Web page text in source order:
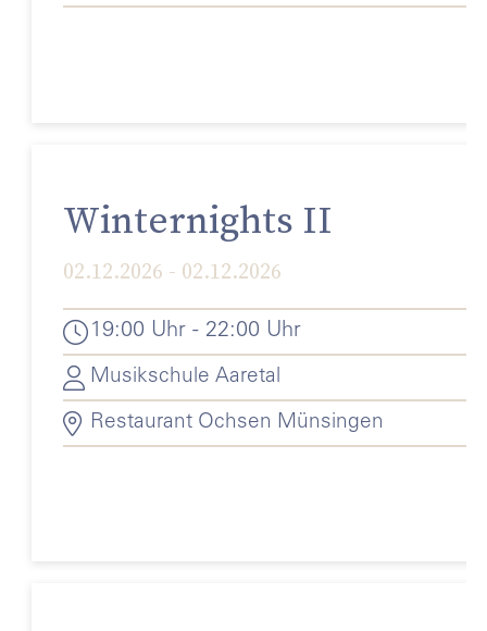
Winternights II
02.12.2026 - 02.12.2026
19:00 Uhr - 22:00 Uhr
Musikschule Aaretal
Restaurant Ochsen Münsingen